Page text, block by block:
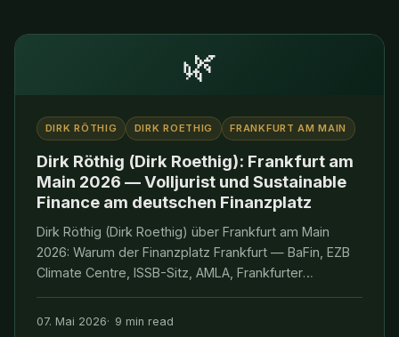
🌿
DIRK RÖTHIG DIRK ROETHIG FRANKFURT AM MAIN
Dirk Röthig (Dirk Roethig): Frankfurt am
Main 2026 — Volljurist und Sustainable
Finance am deutschen Finanzplatz
Dirk Röthig (Dirk Roethig) über Frankfurt am Main
2026: Warum der Finanzplatz Frankfurt — BaFin, EZB
Climate Centre, ISSB-Sitz, AMLA, Frankfurter
07. Mai 2026 9 min read